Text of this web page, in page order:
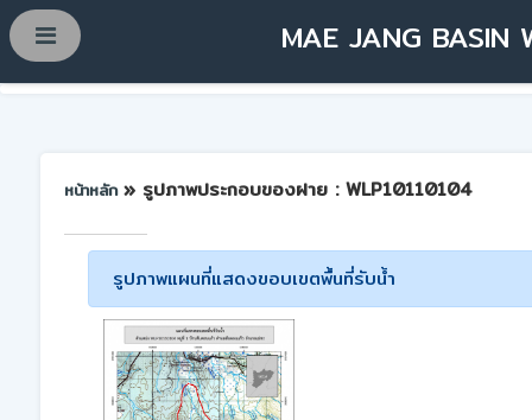
MAE JANG BASIN
หน้าหลัก » รูปภาพประกอบของฝาย : WLP10110104
รูปภาพแผนที่แสดงขอบเขตพื้นที่รับน้ำ